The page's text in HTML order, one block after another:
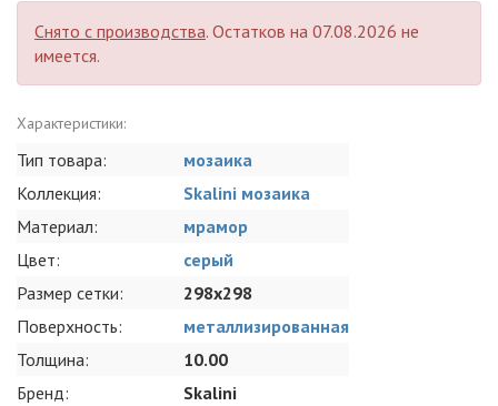
Снято с производства. Остатков на 07.08.2026 не
имеется.
Характеристики:
Тип товара:
мозаика
Коллекция:
Skalini мозаика
Материал:
мрамор
Цвет:
серый
Размер сетки:
298x298
Поверхность:
металлизированная
Толщина:
10.00
Бренд:
Skalini